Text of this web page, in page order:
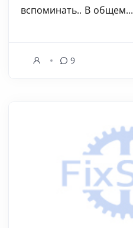
вспоминать.. В общем...
9